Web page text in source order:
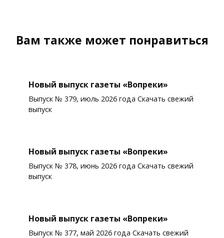
Вам также может понравиться
Новый выпуск газеты «Вопреки»
Выпуск № 379, июль 2026 года Скачать свежий
выпуск
Новый выпуск газеты «Вопреки»
Выпуск № 378, июнь 2026 года Скачать свежий
выпуск
Новый выпуск газеты «Вопреки»
Выпуск № 377, май 2026 года Скачать свежий